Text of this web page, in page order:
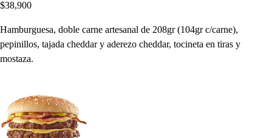
$38,900
Hamburguesa, doble carne artesanal de 208gr (104gr c/carne),
pepinillos, tajada cheddar y aderezo cheddar, tocineta en tiras y
mostaza.